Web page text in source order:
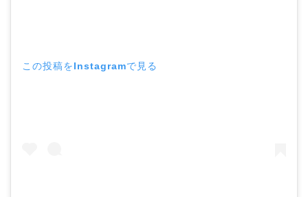
この投稿をInstagramで見る